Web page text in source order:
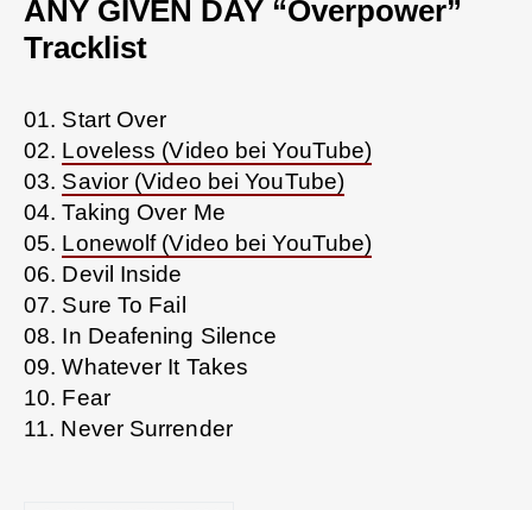
ANY GIVEN DAY “Overpower”
Tracklist
01. Start Over
02. Loveless (Video bei YouTube)
03. Savior (Video bei YouTube)
04. Taking Over Me
05. Lonewolf (Video bei YouTube)
06. Devil Inside
07. Sure To Fail
08. In Deafening Silence
09. Whatever It Takes
10. Fear
11. Never Surrender